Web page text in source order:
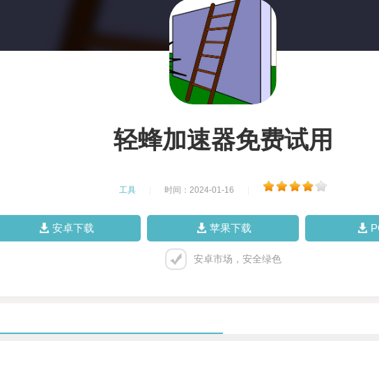
轻蜂加速器免费试用
工具 时间：2024-01-16
安卓下载 苹果下载
安卓市场，安全绿色